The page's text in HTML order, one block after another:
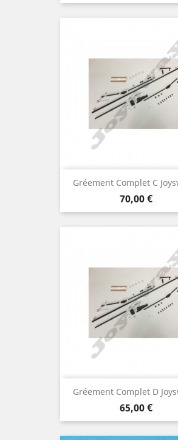
Gréement Complet C
Prix
70,00 €
Gréement Complet D
Prix
65,00 €